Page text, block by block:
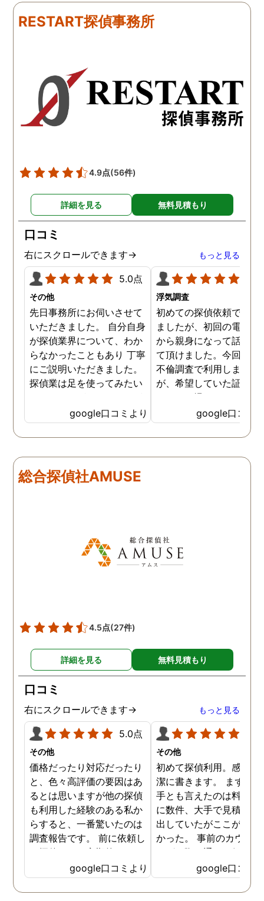
ました。うれしくてお互い
に涙の再会でした。 対応し
玉総合情報事務所さんに依
頼させていただき本当に良
かったです。
にも関わらず、相談員の
明な点が全くないほどし
かりと説明をしてくれま
た。調査では夫が不倫相
の自宅に頻繁に訪れる様
務所に関しても調べてく
ていて、周りの人たちの
かげで夫と離婚ができそ
RESTART探偵事務所
4.9点(56件)
詳細を見る 無料見積もり
口コミ
右にスクロールできます→ もっと見る
5.0点
その他
先日事務所にお伺いさせて
いただきました。 自分自身
が探偵業界について、わか
らなかったこともあり 丁寧
にご説明いただきました。
探偵業は足を使ってみたい
SNSなどの知識も豊富で、
色んな視点から対応されて
います。 他の口コミにもあ
金が安く明確で親身になっ
て対応いただける探偵さん
google口コミより
浮気調査
初めての探偵依頼で緊張
ましたが、初回の電話相
から親身になって話を聞
て頂けました。今回、夫
不倫調査で利用しました
が、希望していた証拠を
っかりと撮ってもらうこ
が出来ました。調査中も
動きがある度に細かく報
してくださり、安心しま
読めない中、柔軟に対応
す。
google口コミ
総合探偵社AMUSE
4.5点(27件)
詳細を見る 無料見積もり
口コミ
右にスクロールできます→ もっと見る
5.0点
その他
価格だったり対応だったり
と、色々高評価の要因はあ
るとは思いますが他の探偵
も利用した経験のある私か
らすると、一番驚いたのは
調査報告です。 前に依頼し
た探偵では、定期的にまと
めて報告がくる為なかなか
実際の現状を把握するのが
難しかったですが、ここは
google口コミより
その他
初めて探偵利用。感想を
潔に書きます。 まず、
手とも言えたのは料金。
に数件、大手で見積もり
出していたがここが一番
かった。 事前のカウン
ングの際の通りの価格で
途中での追加料金なども
く安心してお任せできた
由のひとつ。 かと言っ
google口コミ